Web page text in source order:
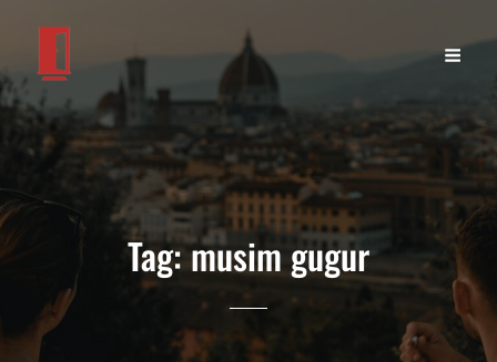
Tag:musim gugur